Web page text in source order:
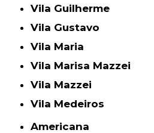
Vila Guilherme
Vila Gustavo
Vila Maria
Vila Marisa Mazzei
Vila Mazzei
Vila Medeiros
Americana